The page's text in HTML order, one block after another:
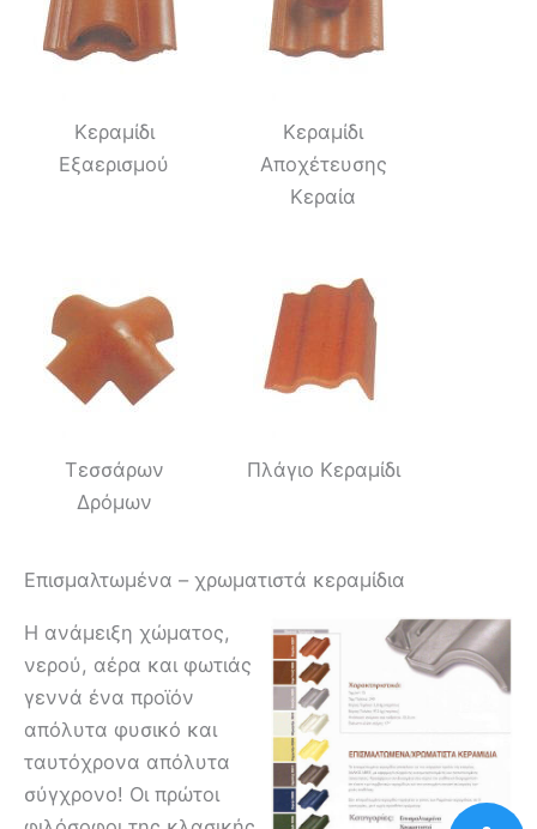
Κεραμίδι
Εξαερισμού
Κεραμίδι
Αποχέτευσης
Κεραία
Τεσσάρων
Δρόμων
Πλάγιο Κεραμίδι
Επισμαλτωμένα – χρωματιστά κεραμίδια
Η ανάμειξη χώματος,
νερού, αέρα και φωτιάς
γεννά ένα προϊόν
απόλυτα φυσικό και
ταυτόχρονα απόλυτα
σύγχρονο! Οι πρώτοι